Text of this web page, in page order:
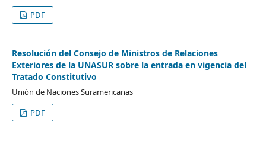
PDF
Resolución del Consejo de Ministros de Relaciones
Exteriores de la UNASUR sobre la entrada en vigencia del
Tratado Constitutivo
Unión de Naciones Suramericanas
PDF